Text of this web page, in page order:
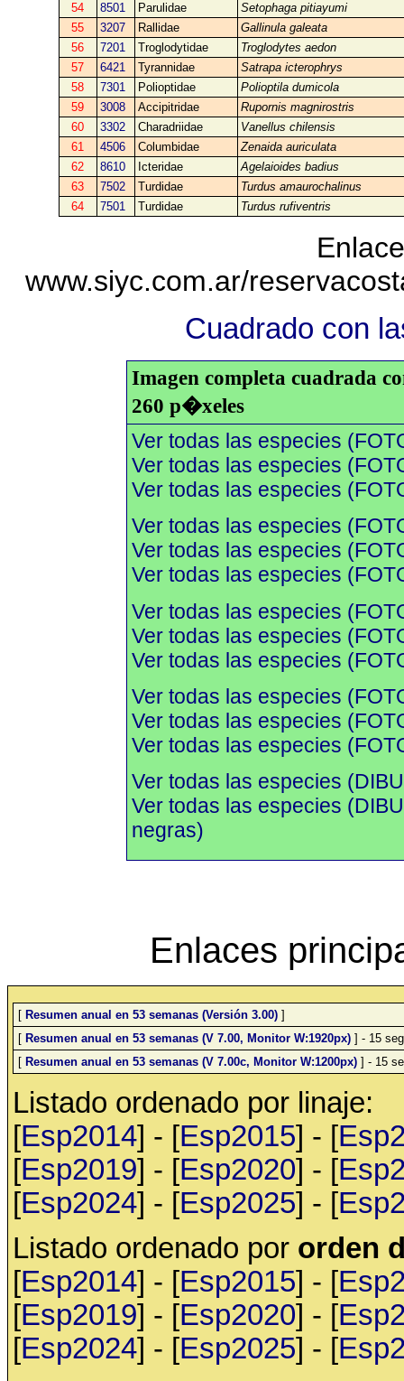
54
8501 Parulidae
Setophaga pitiayumi
55
3207 Rallidae
Gallinula galeata
56
7201 Troglodytidae
Troglodytes aedon
57
6421 Tyrannidae
Satrapa icterophrys
58
7301 Polioptidae
Polioptila dumicola
59
3008 Accipitridae
Rupornis magnirostris
60
3302 Charadriidae
Vanellus chilensis
61
4506 Columbidae
Zenaida auriculata
62
8610 Icteridae
Agelaioides badius
63
7502 Turdidae
Turdus amaurochalinus
64
7501 Turdidae Turdus rufiventris
www.siyc.com.ar/
Cuadrado con
Imagen completa cuadrada
260 p�xeles
Ver todas las especies
Ver todas las especies
Ver todas las especies
Ver todas las especies
Ver todas las especies
Ver todas las especies
Ver todas las especies
Ver todas las especies
Ver todas las especies
Ver todas las especies
Ver todas las especies
Ver todas las especies
Ver todas las especies
Ver todas las especies
negras)
Enlaces
[ Resumen anual en 53 semanas (Versión 3.00) ]
[ Resumen anual en 53 semanas (V 7.00, Monitor W:1920px) ] - 15
[ Resumen anual en 53 semanas (V 7.00c, Monitor W:1200px) ] - 15
Listado ordenado por linaje:
[Esp2014] - [Esp2015] - [
[Esp2019] - [Esp2020] - [
[Esp2024] - [Esp2025] - [
Listado ordenado por orden
[Esp2014] - [Esp2015] - [
[Esp2019] - [Esp2020] - [
[Esp2024] - [Esp2025] - [